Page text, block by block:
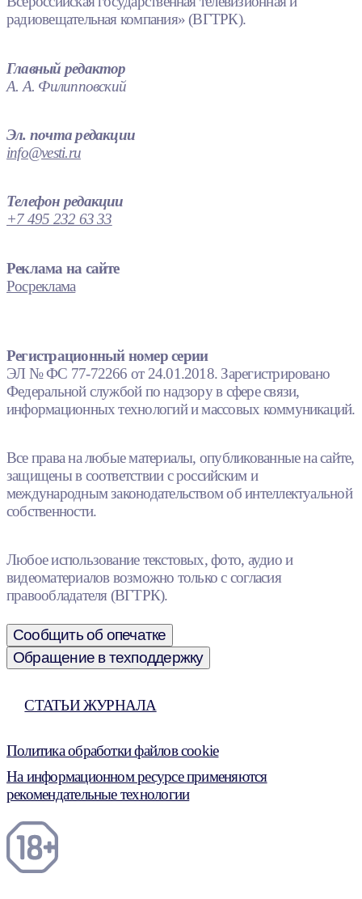
радиовещательная компания» (ВГТРК).
Главный редактор
А. А. Филипповский
Эл. почта редакции
info@vesti.ru
Телефон редакции
+7 495 232 63 33
Реклама на сайте
Росреклама
Регистрационный номер серии
ЭЛ № ФС 77-72266 от 24.01.2018. Зарегистрировано
Федеральной службой по надзору в сфере связи,
информационных технологий и массовых коммуникаций.
Все права на любые материалы, опубликованные на сайте,
защищены в соответствии с российским и
международным законодательством об интеллектуальной
собственности.
Любое использование текстовых, фото, аудио и
видеоматериалов возможно только с согласия
правообладателя (ВГТРК).
Сообщить об опечатке
Обращение в техподдержку
СТАТЬИ ЖУРНАЛА
Политика обработки файлов cookie
На информационном ресурсе применяются
рекомендательные технологии